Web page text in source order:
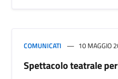
COMUNICATI 10 MAGGIO
Spettacolo teatrale